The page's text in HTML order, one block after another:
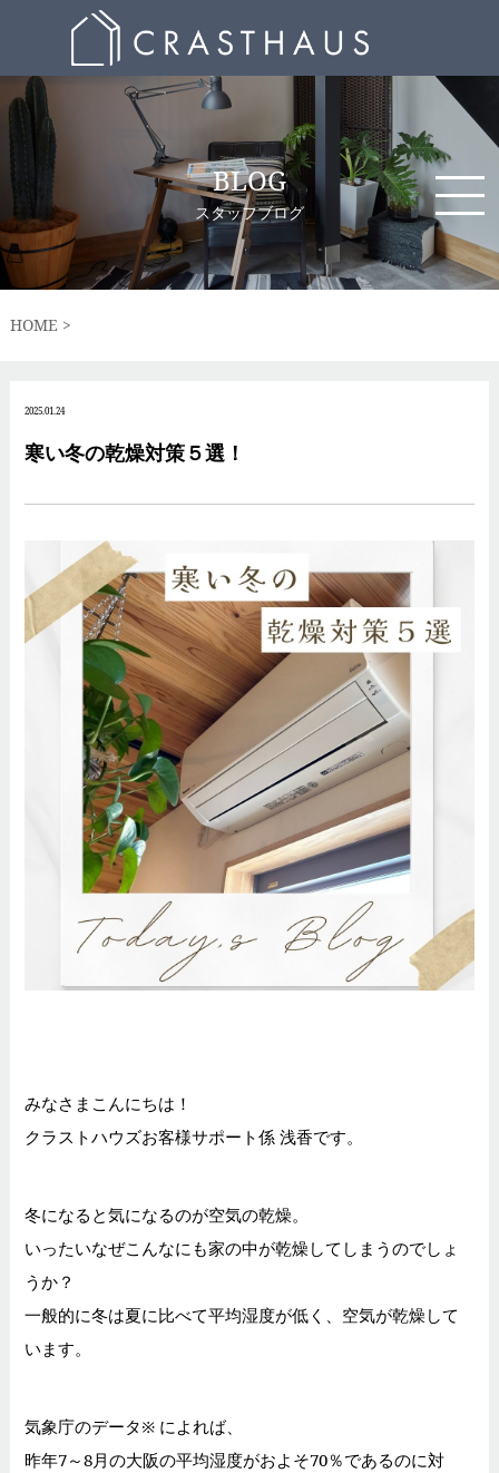
BLOG
スタッフブログ
HOME
2025.01.24
寒い冬の乾燥対策５選！
みなさまこんにちは！
クラストハウズお客様サポート係 浅香です。
冬になると気になるのが空気の乾燥。
いったいなぜこんなにも家の中が乾燥してしまうのでしょ
うか？
一般的に冬は夏に比べて平均湿度が低く、空気が乾燥して
います。
気象庁のデータ※ によれば、
昨年7～8月の大阪の平均湿度がおよそ70％であるのに対